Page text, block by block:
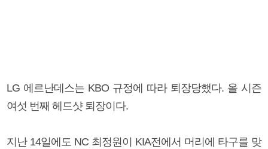
LG 에르난데스는 KBO 규정에 따라 퇴장당했다. 올 시즌
여섯 번째 헤드샷 퇴장이다.
지난 14일에도 NC 최정원이 KIA전에서 머리에 타구를 맞